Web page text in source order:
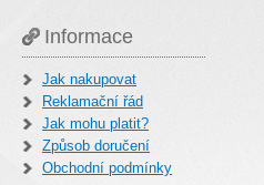
Informace
Jak nakupovat
Reklamační řád
Jak mohu platit?
Způsob doručení
Obchodní podmínky